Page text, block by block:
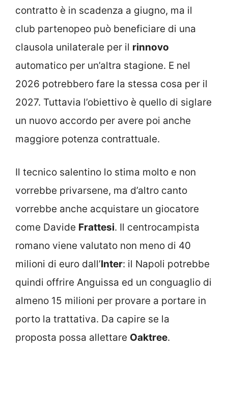
contratto è in scadenza a giugno, ma il
club partenopeo può beneficiare di una
clausola unilaterale per il rinnovo
automatico per un’altra stagione. E nel
2026 potrebbero fare la stessa cosa per il
2027. Tuttavia l’obiettivo è quello di siglare
un nuovo accordo per avere poi anche
maggiore potenza contrattuale.
Il tecnico salentino lo stima molto e non
vorrebbe privarsene, ma d’altro canto
vorrebbe anche acquistare un giocatore
come Davide Frattesi. Il centrocampista
romano viene valutato non meno di 40
milioni di euro dall’Inter: il Napoli potrebbe
quindi offrire Anguissa ed un conguaglio di
almeno 15 milioni per provare a portare in
porto la trattativa. Da capire se la
proposta possa allettare Oaktree.